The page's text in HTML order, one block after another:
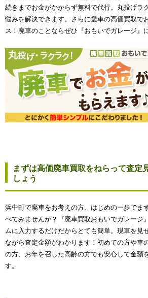
続きまでお金がかからず無料で代行。丸投げラ
悩みを解決できます。さらに愛車の高価買取で
ス！廃車のことならぜひ『おもいでガレージ』
まずは高価廃車買取をねらって査定
しょう
浜中町で廃車をお考えの方、はじめの一歩でま
べてみませんか？『廃車買取おもいでガレージ
ムに入力するだけだからとても簡単。現車を見
ながら査定金額がわかります！初めての方や車
の方、お年を召した高齢の方でも安心して金額
す。